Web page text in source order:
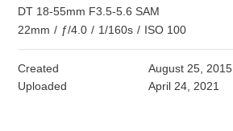
DT 18-55mm F3.5-5.6 SAM
22mm / ƒ/4.0 / 1/160s / ISO 100
Created
August 25, 2015
Uploaded
April 24, 2021